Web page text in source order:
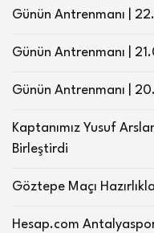
Günün Antrenmanı |
Günün Antrenmanı |
Günün Antrenmanı |
Kaptanımız Yusuf
Birleştirdi
Göztepe Maçı
Hesap.com